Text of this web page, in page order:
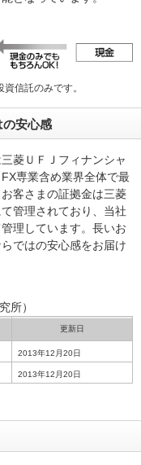
信託のみです。
の安心感
菱ＵＦＪフィナンシャ
専業含め業界全体で最
客さまの証拠金は三菱
管理されており、当社
理しています。長いお
ではの安心感をお届け
所）
更新日
2013年12月20日
2013年12月20日